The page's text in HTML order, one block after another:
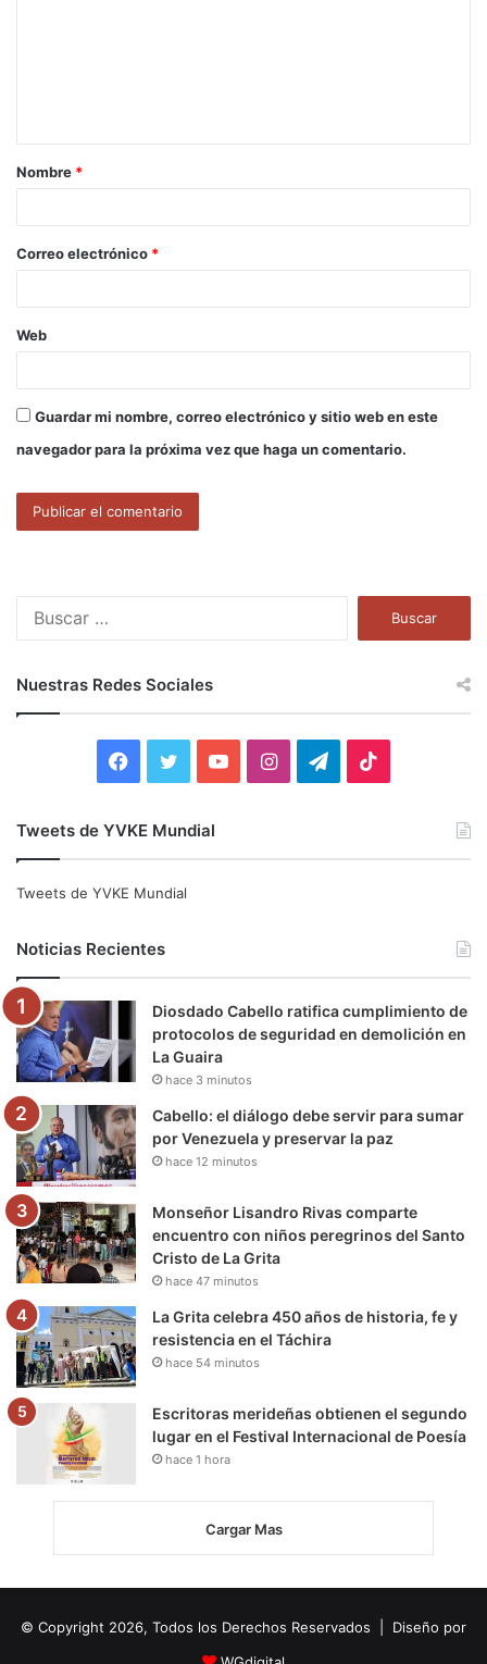
a
r
*
Nombre *
Correo electrónico *
Web
Guardar mi nombre, correo electrónico y sitio web en este
navegador para la próxima vez que haga un comentario.
:
Nuestras Redes Sociales
e
o
k
t
e
r
b
e
I
g
r
m
r
a
k
Tweets de YVKE Mundial
Tweets de YVKE Mundial
Noticias Recientes
Diosdado Cabello ratifica cumplimiento de
protocolos de seguridad en demolición en
La Guaira
hace 3 minutos
Cabello: el diálogo debe servir para sumar
por Venezuela y preservar la paz
hace 12 minutos
Monseñor Lisandro Rivas comparte
encuentro con niños peregrinos del Santo
Cristo de La Grita
hace 47 minutos
La Grita celebra 450 años de historia, fe y
resistencia en el Táchira
hace 54 minutos
Escritoras merideñas obtienen el segundo
lugar en el Festival Internacional de Poesía
hace 1 hora
Cargar Mas
© Copyright 2026, Todos los Derechos Reservados | Diseño por